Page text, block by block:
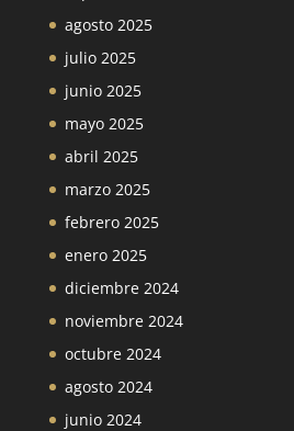
agosto 2025
julio 2025
junio 2025
mayo 2025
abril 2025
marzo 2025
febrero 2025
enero 2025
diciembre 2024
noviembre 2024
octubre 2024
agosto 2024
junio 2024